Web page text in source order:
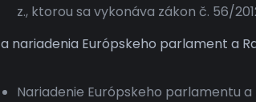
z., ktorou sa vykonáva zákon č. 56/
a nariadenia Európskeho parlament a
Nariadenie Európskeho parlamentu a